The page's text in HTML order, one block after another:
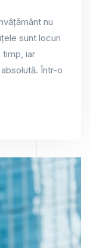
nu
sunt locuri
iar
Într-o